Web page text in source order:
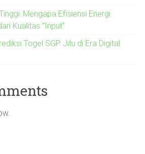
Mengapa Efisiensi Energi
Kualitas “Input”
Togel SGP Jitu di Era Digital